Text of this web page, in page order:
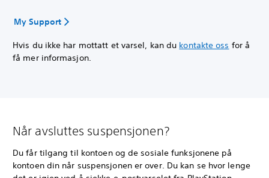
My Support
Hvis du ikke har mottatt et varsel, kan du kontakte oss for å
få mer informasjon.
Når avsluttes suspensjonen?
Du får tilgang til kontoen og de sosiale funksjonene på
kontoen din når suspensjonen er over. Du kan se hvor lenge